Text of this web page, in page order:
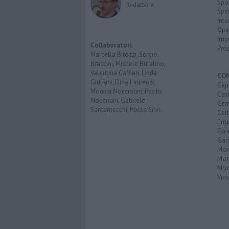
Redattore
Collaboratori
Marcella Bitozzi, Sergio
Braccini, Michele Bufalino,
Valentina Caffieri, Linda
Giuliani, Dina Laurenzi,
Monica Nocciolini, Paolo
Nocentini, Gabriele
Santarnecchi, Paola Silvi.